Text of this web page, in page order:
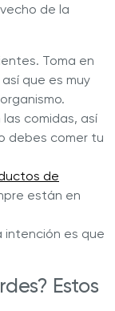
de la
Toma en
que es muy
comidas, así
debes comer tu
de
están en
intención es que
Estos